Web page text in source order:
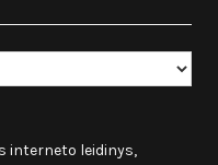
interneto leidinys,